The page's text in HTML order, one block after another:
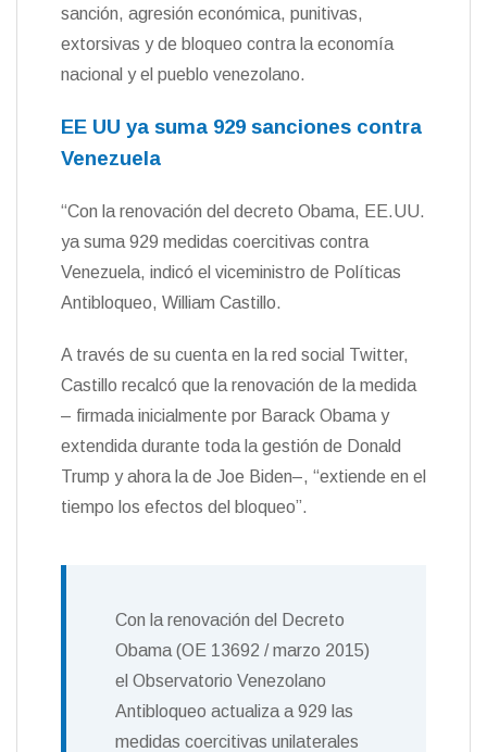
sanción, agresión económica, punitivas,
extorsivas y de bloqueo contra la economía
nacional y el pueblo venezolano.
EE UU ya suma 929 sanciones contra
Venezuela
“Con la renovación del decreto Obama, EE.UU.
ya suma 929 medidas coercitivas contra
Venezuela, indicó el viceministro de Políticas
Antibloqueo, William Castillo.
A través de su cuenta en la red social Twitter,
Castillo recalcó que la renovación de la medida
– firmada inicialmente por Barack Obama y
extendida durante toda la gestión de Donald
Trump y ahora la de Joe Biden–, “extiende en el
tiempo los efectos del bloqueo”.
Con la renovación del Decreto
Obama (OE 13692 / marzo 2015)
el Observatorio Venezolano
Antibloqueo actualiza a 929 las
medidas coercitivas unilaterales